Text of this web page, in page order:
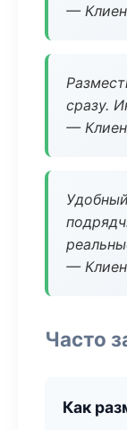
—
сразу.
—
—
Часто
Как